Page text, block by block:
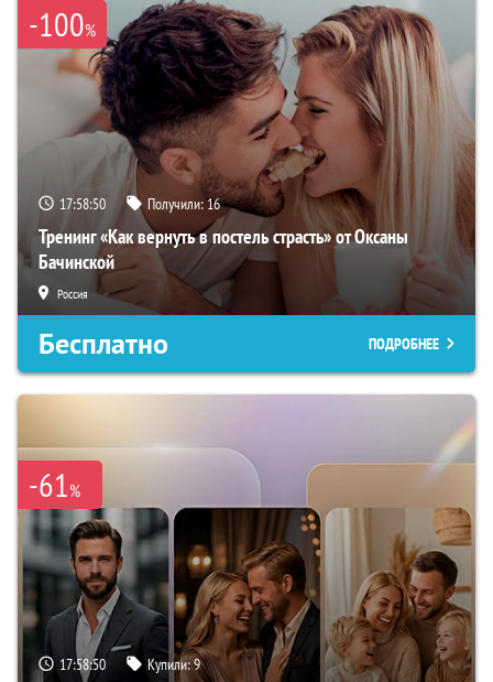
-100%
17:58:49 Получили:16
Тренинг «Как вернуть в постель страсть» от Оксаны
Бачинской
Россия
Бесплатно ПОДРОБНЕЕ
-61%
17:58:49 Купили:9